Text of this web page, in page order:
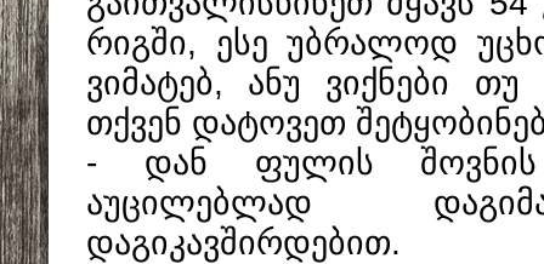
რიგში, ესე უბრალოდ
ვიმატებ, ანუ ვიქნები
თქვენ დატოვეთ
- დან ფულის შოვნის
აუცილებლად
დაგიკავშირდებით.